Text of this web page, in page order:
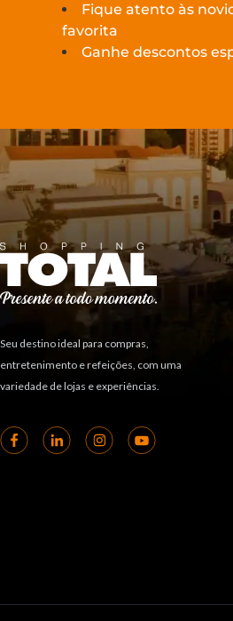
Fique atento às
favorita
Ganhe descontos
Seu destino ideal para compras,
entretenimento e refeições, com uma
variedade de lojas e experiências.